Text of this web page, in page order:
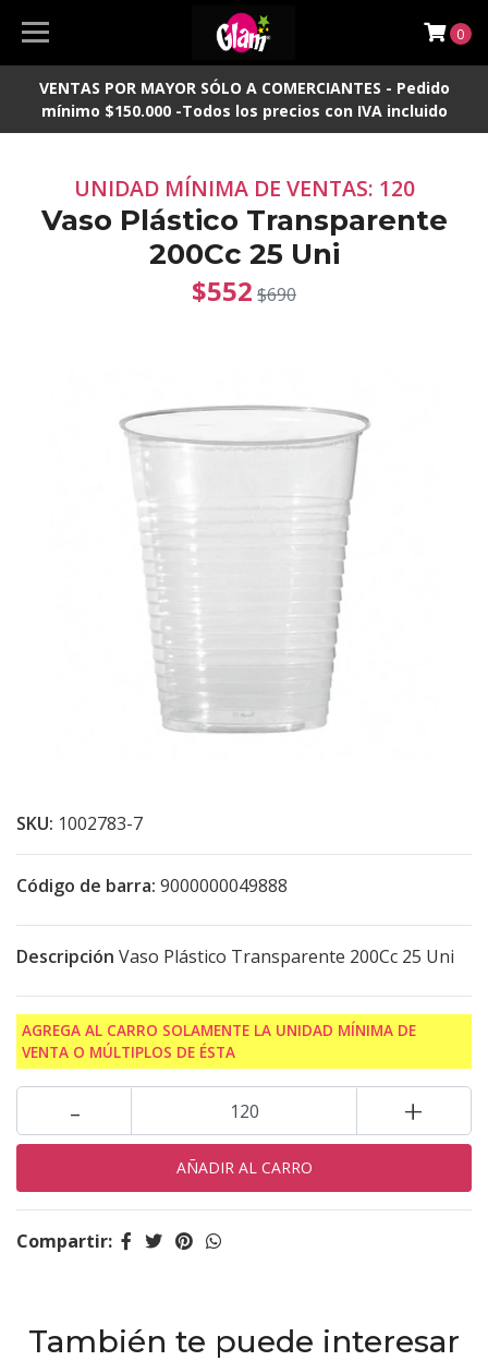
VENTAS POR MAYOR SÓLO A COMERCIANTES - Pedido
mínimo $150.000 -Todos los precios con IVA incluido
0
UNIDAD MÍNIMA DE VENTAS: 120
Vaso Plástico Transparente
200Cc 25 Uni
$552 $690
SKU: 1002783-7
Código de barra: 9000000049888
Descripción Vaso Plástico Transparente 200Cc 25 Uni
AGREGA AL CARRO SOLAMENTE LA UNIDAD MÍNIMA DE
VENTA O MÚLTIPLOS DE ÉSTA
+
-
Compartir:
También te puede interesar